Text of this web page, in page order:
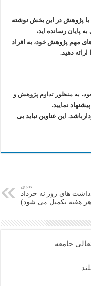
با پژوهش در این بخش نوشته
پایان رسانده اید،
های مهم پژوهش خود، به افراد
دهید.
به منظور تداوم پژوهشو
نمایید.
این عناوین نباید بی
بعدی
های روزانه خرداد
جامعه